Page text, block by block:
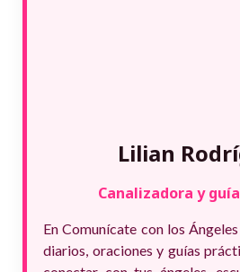
Lilian
Canalizadora y
En Comunícate con los
diarios, oraciones y guías